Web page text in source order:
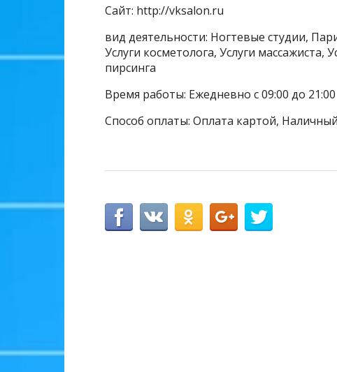
Сайт: http://vksalon.ru
вид деятельности: Ногтевые студии,
Услуги косметолога, Услуги массажиста,
пирсинга
Время работы: Ежедневно с 09:00 до 21:00
Способ оплаты: Оплата картой,